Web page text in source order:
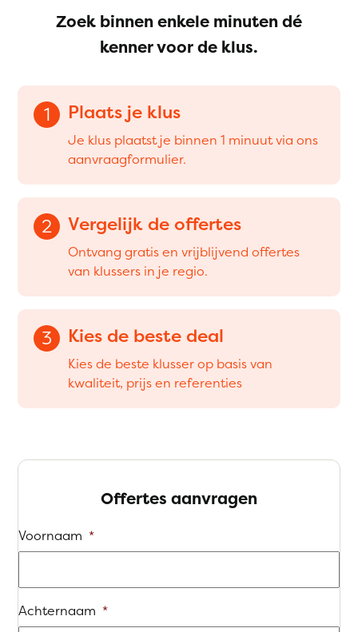
Zoek binnen enkele minuten dé
kenner voor de klus.
1 Plaats je klus
Je klus plaatst je binnen 1 minuut via ons
aanvraagformulier.
2 Vergelijk de offertes
Ontvang gratis en vrijblijvend offertes
van klussers in je regio.
3 Kies de beste deal
Kies de beste klusser op basis van
kwaliteit, prijs en referenties
Offertes aanvragen
Voornaam *
Achternaam *